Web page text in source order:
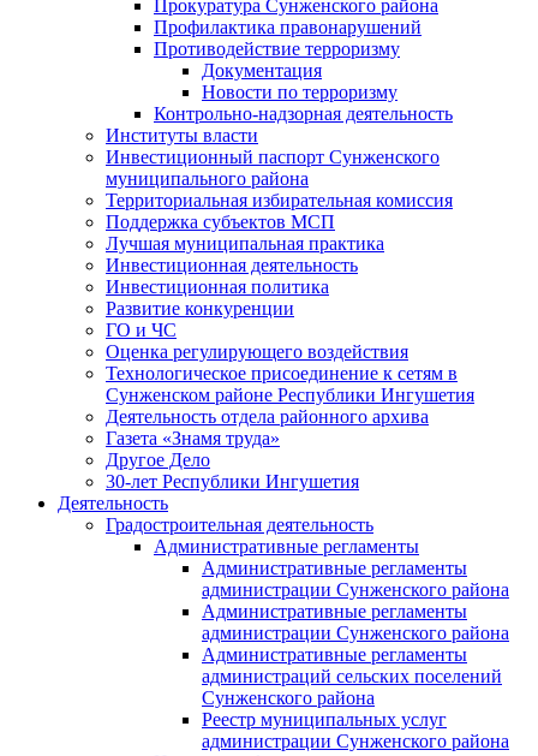
Прокуратура Сунженского района
Профилактика правонарушений
Противодействие терроризму
Документация
Новости по терроризму
Контрольно-надзорная деятельность
Институты власти
Инвестиционный паспорт Сунженского
муниципального района
Территориальная избирательная комиссия
Поддержка субъектов МСП
Лучшая муниципальная практика
Инвестиционная деятельность
Инвестиционная политика
Развитие конкуренции
ГО и ЧС
Оценка регулирующего воздействия
Технологическое присоединение к сетям в
Сунженском районе Республики Ингушетия
Деятельность отдела районного архива
Газета «Знамя труда»
Другое Дело
30-лет Республики Ингушетия
Деятельность
Градостроительная деятельность
Административные регламенты
Административные регламенты
администрации Сунженского района
Административные регламенты
администрации Сунженского района
Административные регламенты
администраций сельских поселений
Сунженского района
Реестр муниципальных услуг
администрации Сунженского района